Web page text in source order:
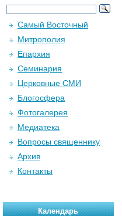
Самый Восточный
Митрополия
Епархия
Семинария
Церковные СМИ
Блогосфера
Фотогалерея
Медиатека
Вопросы священнику
Архив
Контакты
Календарь